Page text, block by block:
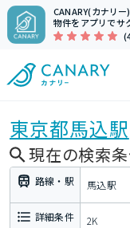
CANARY(カナリー)
物件をアプリでサ
東京都馬込駅
現在の検索
路線・駅 馬込駅
詳細条件 2K